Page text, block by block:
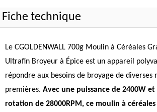
Fiche technique
Le CGOLDENWALL 700g Moulin à Céréales
Ultrafin Broyeur à Épice est un appareil
répondre aux besoins de broyage de diverses
premières. Avec une puissance de 2400W
rotation de 28000RPM, ce moulin à